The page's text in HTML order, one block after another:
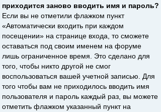
приходится заново вводить имя и пароль?
Если вы не отметили флажком пункт
«Автоматически входить при каждом
посещении» на странице входа, то сможете
оставаться под своим именем на форуме
лишь ограниченное время. Это сделано для
того, чтобы никто другой не смог
воспользоваться вашей учетной записью. Для
того чтобы вам не приходилось вводить имя
пользователя и пароль каждый раз, вы можете
отметить флажком указанный пункт на